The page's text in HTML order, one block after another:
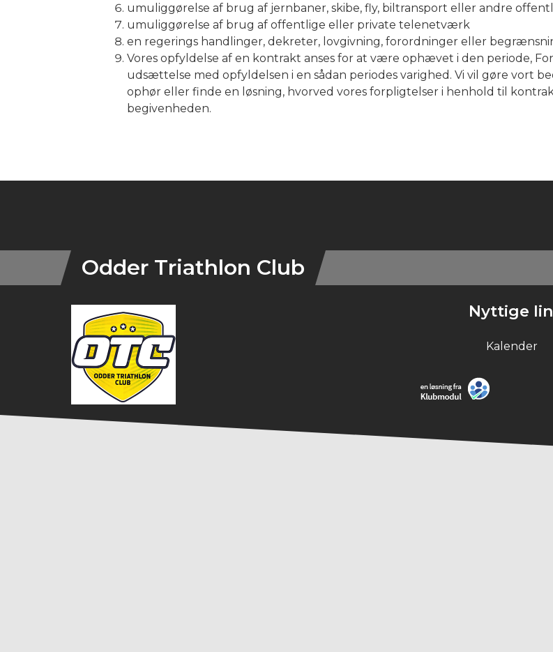
umuliggørelse af brug af jernbaner, skibe, fly, biltransport eller andre
umuliggørelse af brug af offentlige eller private telenetværk
en regerings handlinger, dekreter, lovgivning, forordninger eller
Vores opfyldelse af en kontrakt anses for at være ophævet i den periode,
udsættelse med opfyldelsen i en sådan periodes varighed. Vi vil gøre vort
ophør eller finde en løsning, hvorved vores forpligtelser i henhold til
begivenheden.
Odder Triathlon Club
Nyttige
Kalender